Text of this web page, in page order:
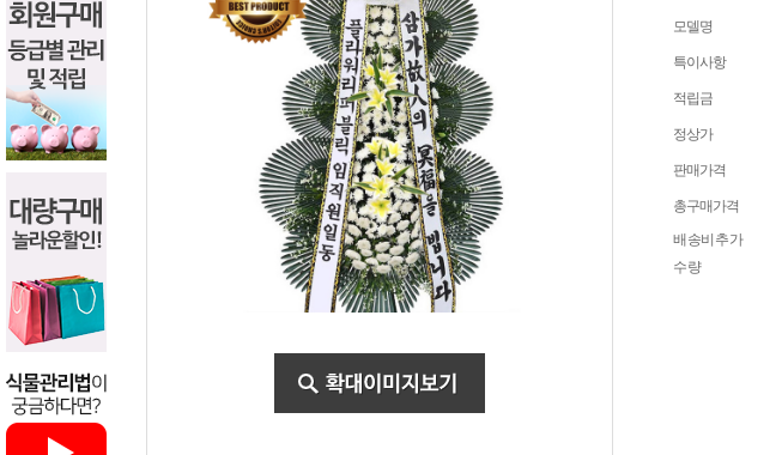
모델명
특이사항
적립금
정상가
판매가격
총구매가격
배송비추가
수량